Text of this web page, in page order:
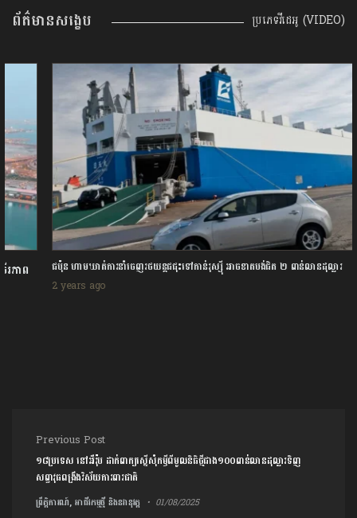
ព័ត៌មានសង្ខេប ប្រភេទវីដេអូ (VIDEO)
ជប៉ុន ហាមឃាត់ការនាំចេញរថយន្តជជុះទៅកាន់រុស្ស៊ី អាចខាតបង់ជិត ២ ពាន់លានដុល្លារ
2 years ago
Post navigation
Previous Post
១៨ប្រទេស នៅអឺរ៉ុប ដាក់ពាក្យស្នើសុំកម្ចីពីមូលនិធិថ្មីជាង១០០ពាន់លានដុល្លារទិញ
សព្វាវុធពង្រឹងវិស័យការពារជាតិ
ព្រឹត្តិការណ៍, អាជីវកម្មថ្មី និងនវានុវត្ត 01/08/2025